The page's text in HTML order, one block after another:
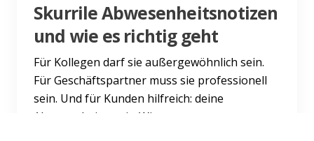
Skurrile Abwesenheitsnotizen
und wie es richtig geht
Für Kollegen darf sie außergewöhnlich sein.
Für Geschäftspartner muss sie professionell
sein. Und für Kunden hilfreich: deine
Abwesenheitsnotiz. Wir z...